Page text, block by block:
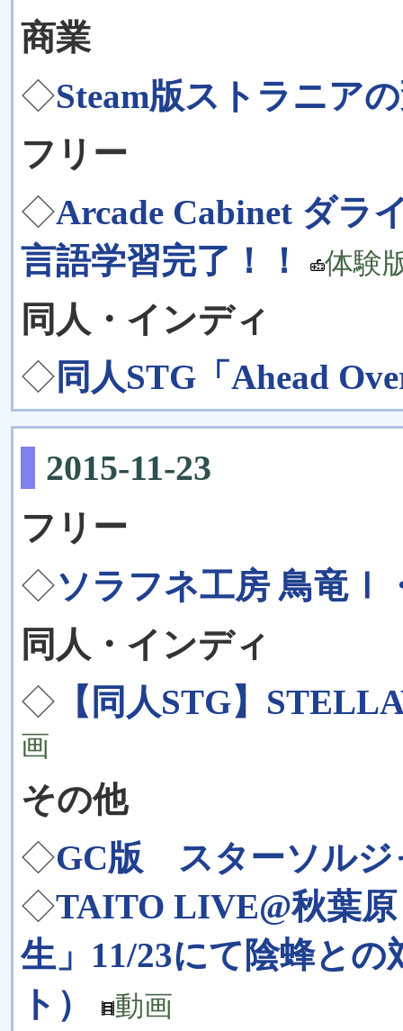
商業
◇Steam版ストラニア
フリー
◇Arcade Cabinet ダラ
言語学習完了！！
体験
同人・インディ
◇ 同人STG「Ahead
2015-11-23
フリー
◇ソラフネ工房 鳥竜Ⅰ
同人・インディ
◇ 【同人STG】
画
その他
◇GC版 スターソル
◇TAITO LIVE@秋葉
生」11/23にて陰蜂と
ト）
動画